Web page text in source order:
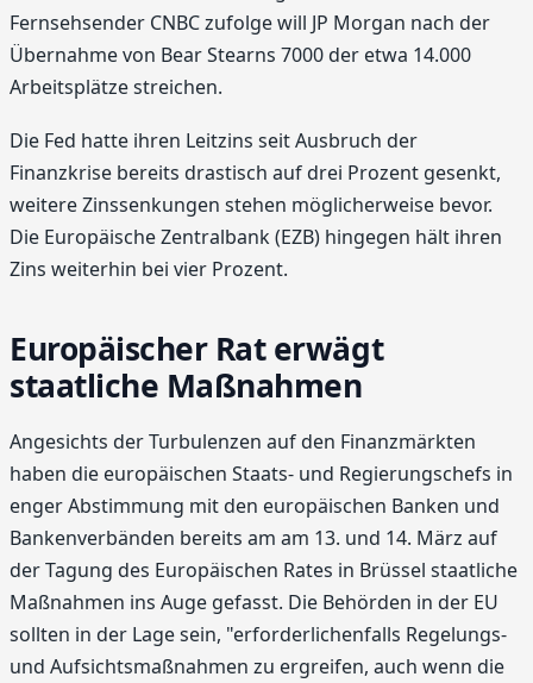
Fernsehsender CNBC zufolge will JP Morgan nach der
Übernahme von Bear Stearns 7000 der etwa 14.000
Arbeitsplätze streichen.
Die Fed hatte ihren Leitzins seit Ausbruch der
Finanzkrise bereits drastisch auf drei Prozent gesenkt,
weitere Zinssenkungen stehen möglicherweise bevor.
Die Europäische Zentralbank (EZB) hingegen hält ihren
Zins weiterhin bei vier Prozent.
Europäischer Rat erwägt
staatliche Maßnahmen
Angesichts der Turbulenzen auf den Finanzmärkten
haben die europäischen Staats- und Regierungschefs in
enger Abstimmung mit den europäischen Banken und
Bankenverbänden bereits am am 13. und 14. März auf
der Tagung des Europäischen Rates in Brüssel staatliche
Maßnahmen ins Auge gefasst. Die Behörden in der EU
sollten in der Lage sein, "erforderlichenfalls Regelungs-
und Aufsichtsmaßnahmen zu ergreifen, auch wenn die